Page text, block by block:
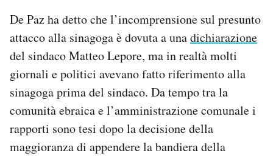
De Paz ha detto che l’incomprensione sul presunto
attacco alla sinagoga è dovuta a unadichiarazione
del sindaco Matteo Lepore, ma in realtà molti
giornali e politici avevano fatto riferimento alla
sinagoga prima del sindaco. Da tempo tra la
comunità ebraica e l’amministrazione comunale i
rapporti sono tesi dopo la decisione della
maggioranza di appendere la bandiera della